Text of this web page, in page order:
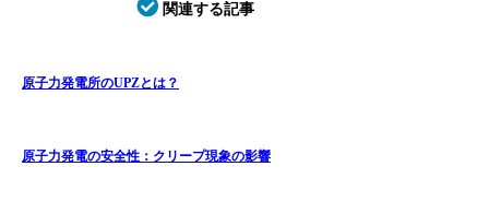
関連する記事
原子力発電所のUPZとは？
原子力発電の安全性：クリープ現象の影響